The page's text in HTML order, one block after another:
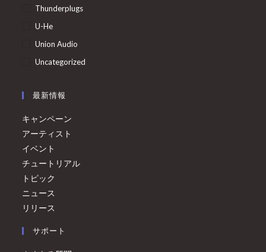
Thunderplugs
U-He
Union Audio
Uncategorized
最新情報
キャンペーン
アーティスト
イベント
チュートリアル
トピック
ニュース
リリース
サポート